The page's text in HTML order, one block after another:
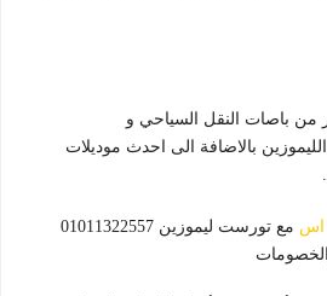
من باصات النقل السياحي و
بالاضافة الى احدث موديلات
اس
مع تورست ليموزين 01011322557